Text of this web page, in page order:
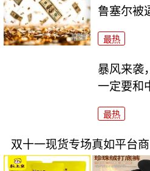
鲁塞尔被
最热
暴风来袭
一定要和
最热
双十一现货专场真如平台